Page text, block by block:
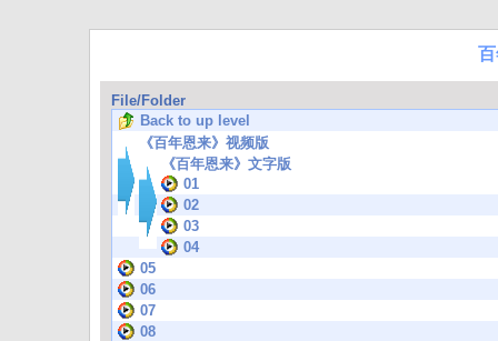
File/Folder
Back to up level
《百年恩来》视频版
《百年恩来》文字版
01
02
03
04
05
06
07
08